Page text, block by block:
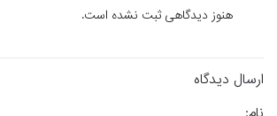
هنوز دیدگاهی ثبت نشده است.
ارسال دیدگاه